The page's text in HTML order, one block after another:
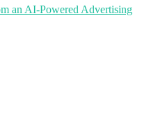
an AI-Powered Advertising